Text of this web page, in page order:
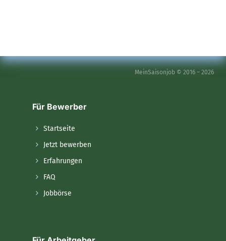
MeinSaisonjob © 2016 – 2026
Für Bewerber
Startseite
Jetzt bewerben
Erfahrungen
FAQ
Jobbörse